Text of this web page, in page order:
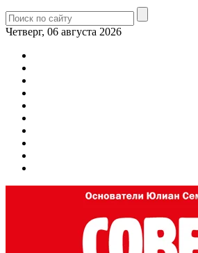
Четверг, 06 августа 2026